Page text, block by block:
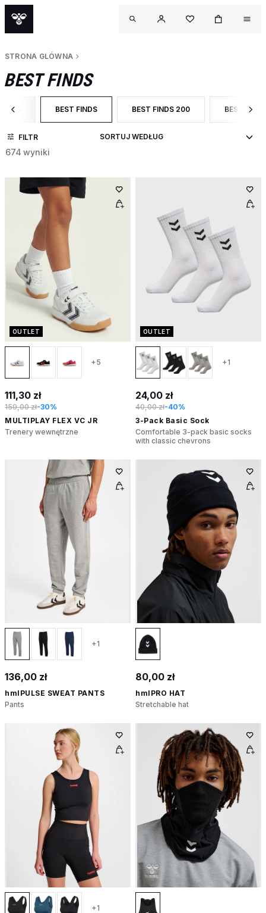
STRONA GLÓWNA
BEST FINDS
CAMPAIGN PAGES
BEST FINDSWYBRANY OBECNIE ZAWĘŻONO DO CATEGORY: BEST
BEST FINDS 200
ZAWĘŹ DO CATEGORY: BEST FINDS
BEST
ZAWĘŹ DO
FILTR
674 wyniki
OUTLET
+5
111,30 zł
159,00 zł-30%
MULTIPLAY FLEX VC JR
Trenery wewnętrzne
OUTLET
+1
24,00 zł
40,00 zł-40%
3-Pack Basic Sock
Comfortable 3-pack basic socks
with classic chevrons
+1
136,00 zł
hmlPULSE SWEAT PANTS
Pants
80,00 zł
hmlPRO HAT
Stretchable hat
+1